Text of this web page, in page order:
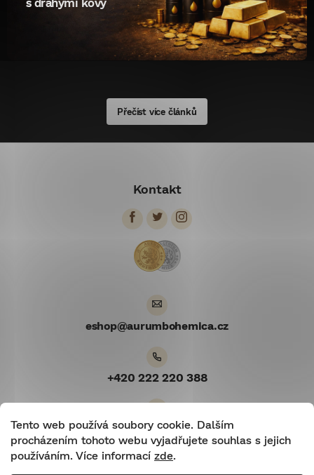
Tento web používá soubory cookie. Dalším
procházením tohoto webu vyjadřujete souhlas s jejich
používáním. Více informací zde.
Přečíst více článků
Kontakt
eshop@aurumbohemica.cz
+420 222 220 388
Youtube